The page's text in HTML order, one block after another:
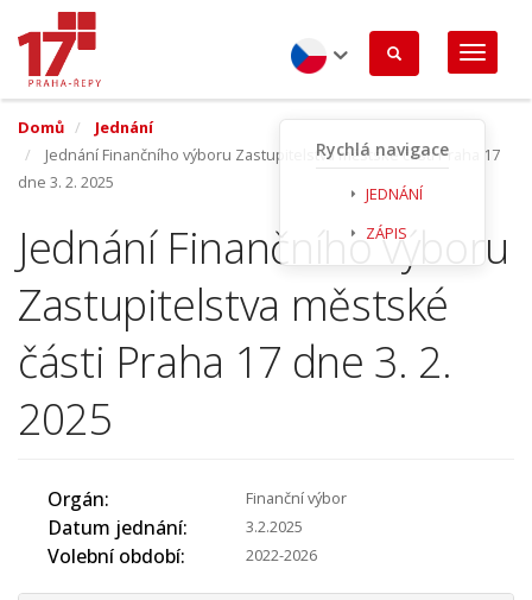
hlavnímu
obsahu
Czech
Domů
Jednání
Jednání Finančního výboru Zastupitelstva městské části Praha 17
dne 3. 2. 2025
Jednání Finančního výboru
Zastupitelstva městské
části Praha 17 dne 3. 2.
2025
Rychlá navigace
JEDNÁNÍ
ZÁPIS
Orgán Finanční výbor
Datum jednání 3.2.2025
Volební období 2022-2026